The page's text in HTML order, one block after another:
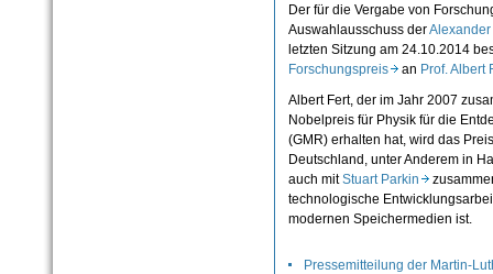
Der für die Vergabe von
Auswahlausschuss der
letzten Sitzung am 24.10.2014
Forschungspreisan Prof.
Albert Fert, der im Jahr 2007
Nobelpreis für Physik für die
(GMR) erhalten hat, wird das
Deutschland, unter Anderem in
auch mitStuart Parkin
technologische
modernen Speichermedien ist.
Pressemitteilung der Martin-